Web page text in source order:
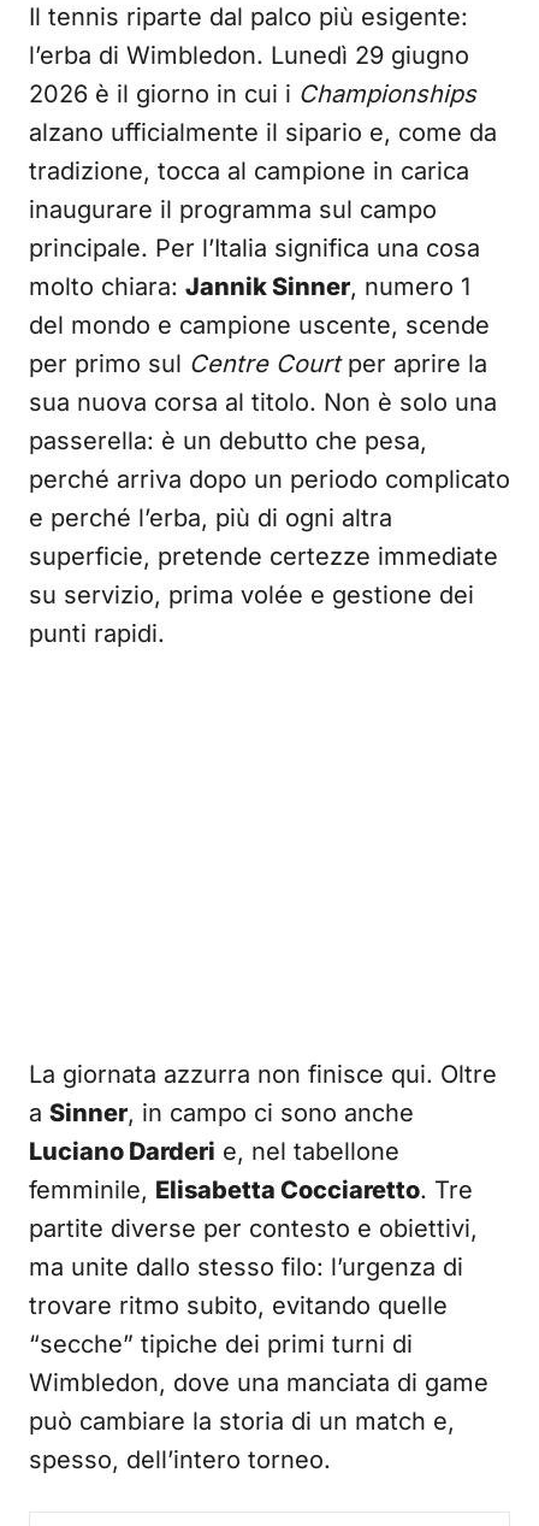
Il tennis riparte dal palco più esigente:
l’erba di Wimbledon. Lunedì 29 giugno
2026 è il giorno in cui i Championships
alzano ufficialmente il sipario e, come da
tradizione, tocca al campione in carica
inaugurare il programma sul campo
principale. Per l’Italia significa una cosa
molto chiara: Jannik Sinner, numero 1
del mondo e campione uscente, scende
per primo sul Centre Courtper aprire la
sua nuova corsa al titolo. Non è solo una
passerella: è un debutto che pesa,
perché arriva dopo un periodo complicato
e perché l’erba, più di ogni altra
superficie, pretende certezze immediate
su servizio, prima volée e gestione dei
punti rapidi.
La giornata azzurra non finisce qui. Oltre
a Sinner, in campo ci sono anche
Luciano Darderi e, nel tabellone
femminile, Elisabetta Cocciaretto. Tre
partite diverse per contesto e obiettivi,
ma unite dallo stesso filo: l’urgenza di
trovare ritmo subito, evitando quelle
“secche” tipiche dei primi turni di
Wimbledon, dove una manciata di game
può cambiare la storia di un match e,
spesso, dell’intero torneo.